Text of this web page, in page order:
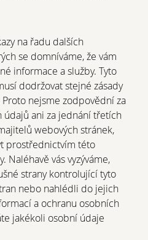
na řadu dalších
se domníváme, že vám
informace a služby. Tyto
dodržovat stejné zásady
nejsme zodpovědní za
údajů ani za jednání třetích
webových stránek,
prostřednictvím této
Naléhavě vás vyzýváme,
strany kontrolující tyto
nebo nahlédli do jejich
a ochranu osobních
jakékoli osobní údaje